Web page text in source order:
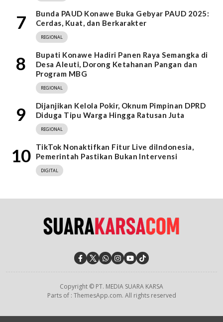
7
Bunda PAUD Konawe Buka Gebyar PAUD 2025:
Cerdas, Kuat, dan Berkarakter
REGIONAL
8
Bupati Konawe Hadiri Panen Raya Semangka di
Desa Aleuti, Dorong Ketahanan Pangan dan
Program MBG
REGIONAL
9
Dijanjikan Kelola Pokir, Oknum Pimpinan DPRD
Diduga Tipu Warga Hingga Ratusan Juta
REGIONAL
10
TikTok Nonaktifkan Fitur Live diIndonesia,
Pemerintah Pastikan Bukan Intervensi
DIGITAL
Copyright © PT. MEDIA SUARA KARSA
Parts of : ThemesApp.com. All rights reserved